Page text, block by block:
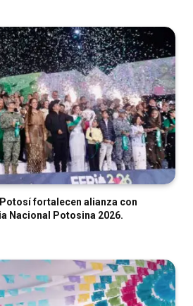
fortalecen alianza con
Nacional Potosina 2026.